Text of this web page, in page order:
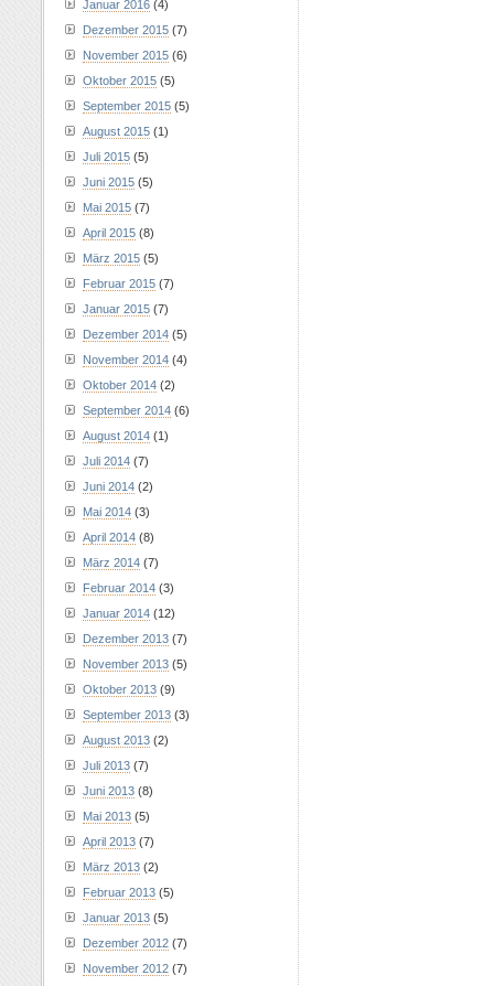
Januar 2016 (4)
Dezember 2015 (7)
November 2015 (6)
Oktober 2015 (5)
September 2015 (5)
August 2015 (1)
Juli 2015 (5)
Juni 2015 (5)
Mai 2015 (7)
April 2015 (8)
März 2015 (5)
Februar 2015 (7)
Januar 2015 (7)
Dezember 2014 (5)
November 2014 (4)
Oktober 2014 (2)
September 2014 (6)
August 2014 (1)
Juli 2014 (7)
Juni 2014 (2)
Mai 2014 (3)
April 2014 (8)
März 2014 (7)
Februar 2014 (3)
Januar 2014 (12)
Dezember 2013 (7)
November 2013 (5)
Oktober 2013 (9)
September 2013 (3)
August 2013 (2)
Juli 2013 (7)
Juni 2013 (8)
Mai 2013 (5)
April 2013 (7)
März 2013 (2)
Februar 2013 (5)
Januar 2013 (5)
Dezember 2012 (7)
November 2012 (7)